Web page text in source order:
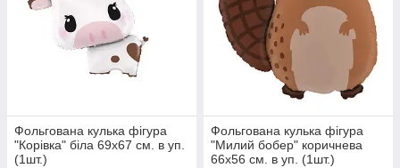
Фольгована кулька фігура
"Корівка" біла 69х67 см. в уп.
(1шт.)
Фольгована кулька фігура
"Милий бобер" коричнева
66х56 см. в уп. (1шт.)